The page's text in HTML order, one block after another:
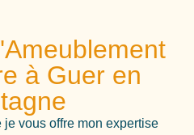
à Guer en
vous offre mon expertise